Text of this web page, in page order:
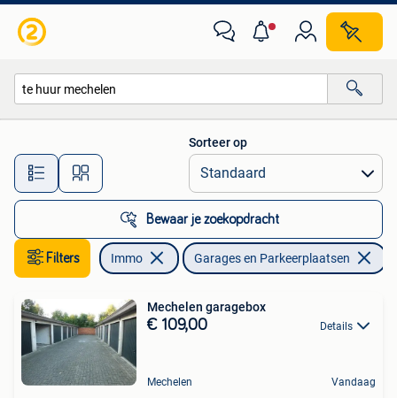
Alle afstanden…
Sorteer op
Bewaar je zoekopdracht
Filters Immo Garages en Parkeerplaatsen
Mechelen garagebox
€ 109,00 Details
Mechelen Vandaag